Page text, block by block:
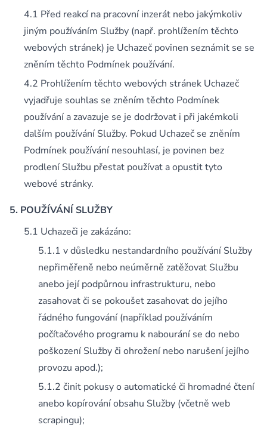
Před reakcí na pracovní inzerát nebo jakýmkoliv
jiným používáním Služby (např. prohlížením těchto
webových stránek) je Uchazeč povinen seznámit se se
zněním těchto Podmínek používání.
Prohlížením těchto webových stránek Uchazeč
vyjadřuje souhlas se zněním těchto Podmínek
používání a zavazuje se je dodržovat i při jakémkoli
dalším používání Služby. Pokud Uchazeč se zněním
Podmínek používání nesouhlasí, je povinen bez
prodlení Službu přestat používat a opustit tyto
webové stránky.
POUŽÍVÁNÍ SLUŽBY
Uchazeči je zakázáno:
v důsledku nestandardního používání Služby
nepřiměřeně nebo neúměrně zatěžovat Službu
anebo její podpůrnou infrastrukturu, nebo
zasahovat či se pokoušet zasahovat do jejího
řádného fungování (například používáním
počítačového programu k nabourání se do nebo
poškození Služby či ohrožení nebo narušení jejího
provozu apod.);
činit pokusy o automatické či hromadné čtení
anebo kopírování obsahu Služby (včetně web
scrapingu);